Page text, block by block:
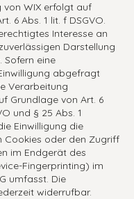
von WIX erfolgt auf
6 Abs. 1 lit. f DSGVO.
Interesse an
Darstellung
Sofern eine
abgefragt
Verarbeitung
Grundlage von Art. 6
und § 25 Abs. 1
Einwilligung die
Cookies oder den Zugriff
im Endgerät des
Fingerprinting) im
umfasst. Die
widerrufbar.